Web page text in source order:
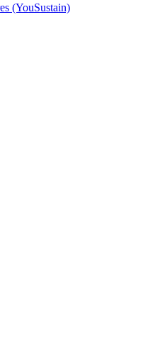
(YouSustain)